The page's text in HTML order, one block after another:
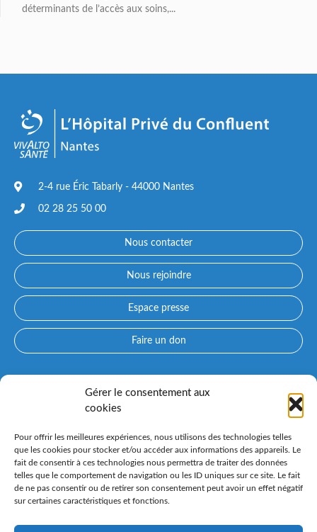
Gérer le consentement aux
cookies
Pour offrir les meilleures expériences, nous utilisons des technologies telles
que les cookies pour stocker et/ou accéder aux informations des appareils. Le
fait de consentir à ces technologies nous permettra de traiter des données
telles que le comportement de navigation ou les ID uniques sur ce site. Le fait
de ne pas consentir ou de retirer son consentement peut avoir un effet négatif
sur certaines caractéristiques et fonctions.
déterminants de l’accès aux soins,...
2-4 rue Éric Tabarly - 44000 Nantes
02 28 25 50 00
Nous contacter
Nous rejoindre
Espace presse
Faire un don
Qui sommes-nous ?
Prendre rendez-vous avec un médecin
Consultez nos spécialités
Espace patient PARCOURS CONFLUENT et préadmission en
Nos instituts spécialisés